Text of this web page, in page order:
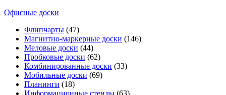
Офисные доски
Флипчарты (47)
Магнитно-маркерные доски (146)
Меловые доски (44)
Пробковые доски (62)
Комбинированные доски (33)
Мобильные доски (69)
Планинги (18)
Информационные стенды (63)